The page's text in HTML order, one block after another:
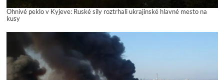
Ohnivé peklo v Kyjeve: Ruské sily roztrhali ukrajinské hlavné mesto na
kusy